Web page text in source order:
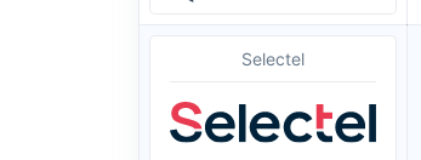
Selectel